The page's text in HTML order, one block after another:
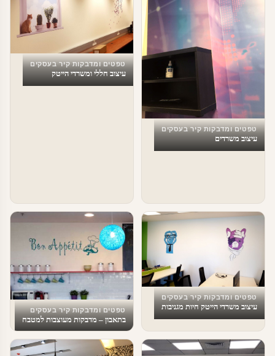
טפטים ומדבקות קיר בעסקים
עיצוב משרדים
טפטים ומדבקות קיר בעסקים
עיצוב חללי ומשרדי הייטק
טפטים ומדבקות קיר בעסקים
עיצוב משרדי הייטק חיות מגניבות טפטים ומדבקות קיר בעסקים
בתאבון – מדבקות מעוצבות למטבח